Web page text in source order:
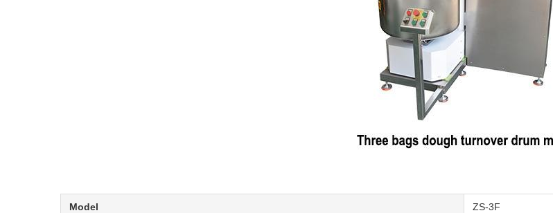
Model ZS-3F